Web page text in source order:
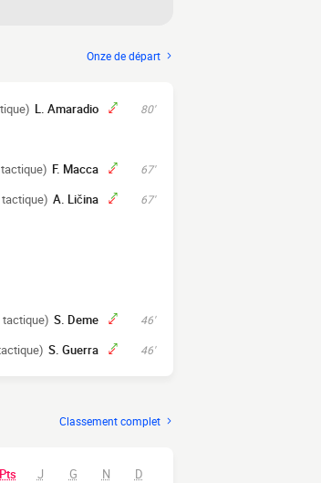
Onze de départ
80'
L. Amaradio
67'
F. Macca
tactique)
67'
A. Ličina
tactique)
46'
S. Deme
tactique)
46'
S. Guerra
Classement complet
Pts J G N D